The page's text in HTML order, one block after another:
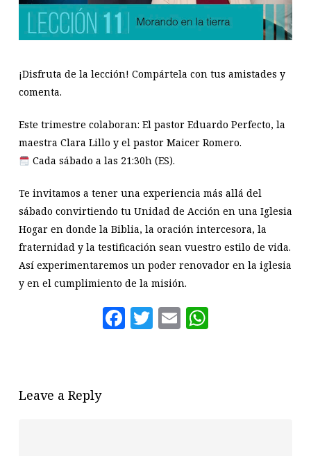
¡Disfruta de la lección! Compártela con tus amistades y
comenta.
Este trimestre colaboran: El pastor Eduardo Perfecto, la
maestra Clara Lillo y el pastor Maicer Romero.
Cada sábado a las 21:30h (ES).
Te invitamos a tener una experiencia más allá del
sábado convirtiendo tu Unidad de Acción en una Iglesia
Hogar en donde la Biblia, la oración intercesora, la
fraternidad y la testificación sean vuestro estilo de vida.
Así experimentaremos un poder renovador en la iglesia
y en el cumplimiento de la misión.
Facebook
Twitter
Email
Leave a Reply